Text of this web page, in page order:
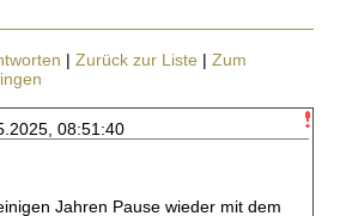
| Zurück zur Liste | Zum
08:51:40
Jahren Pause wieder mit dem